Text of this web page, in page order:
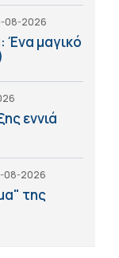
08-2026
Ένα μαγικό
εννιά
08-2026
της